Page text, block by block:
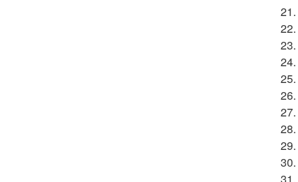
21.
22.
23.
24.
25.
26.
27.
28.
29.
30.